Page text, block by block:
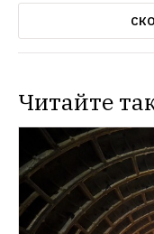
Читайте
НОВОСТИ
В
трасса с